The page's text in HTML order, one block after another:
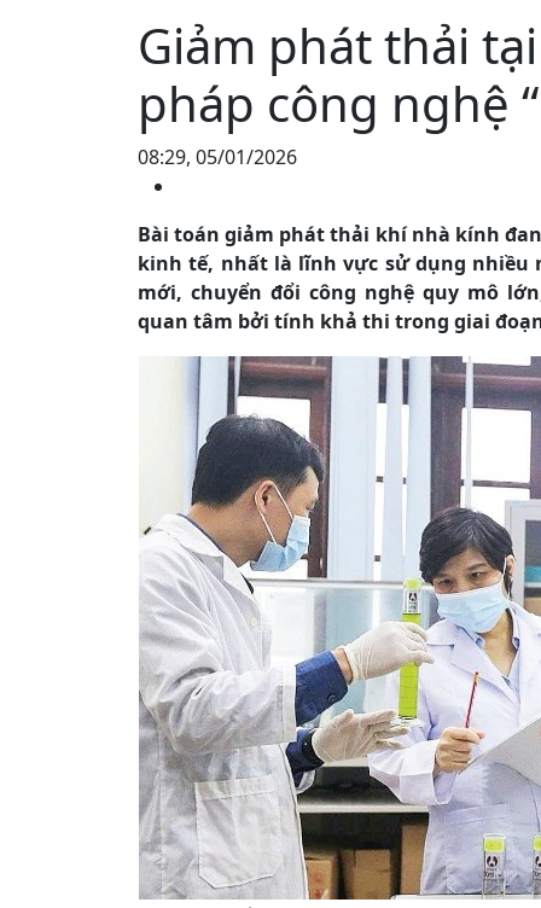
Giảm phát thải
pháp công nghệ
08:29, 05/01/2026
Bài toán giảm phát thải khí nhà kính
kinh tế, nhất là lĩnh vực sử dụng nhiều
mới, chuyển đổi công nghệ quy mô
quan tâm bởi tính khả thi trong giai